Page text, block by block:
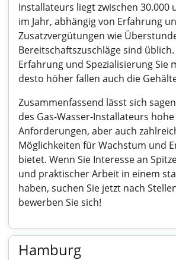
Installateurs liegt zwischen 30.000
im Jahr, abhängig von Erfahrung
Zusatzvergütungen wie
Bereitschaftszuschläge sind üblich.
Erfahrung und Spezialisierung Sie
desto höher fallen auch die
Zusammenfassend lässt sich
des Gas-Wasser-Installateurs hohe
Anforderungen, aber auch
Möglichkeiten für Wachstum und
bietet. Wenn Sie Interesse an
und praktischer Arbeit in einem
haben, suchen Sie jetzt nach
bewerben Sie sich!
Hamburg